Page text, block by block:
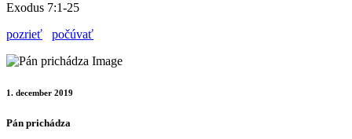
Exodus 7:1-25
pozrieť
počúvať
1. december 2019
Pán prichádza